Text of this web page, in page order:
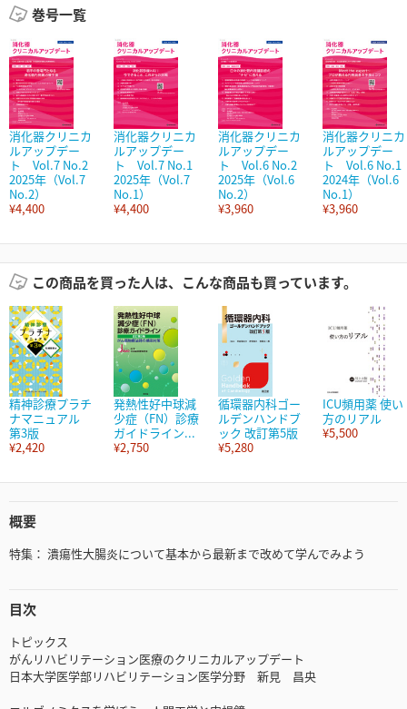
巻号一覧
消化器クリニカ
ルアップデー
ト Vol.7 No.2
2025年（Vol.7
No.2）
¥4,400
消化器クリニカ
ルアップデー
ト Vol.7 No.1
2025年（Vol.7
No.1）
¥4,400
消化器クリニカ
ルアップデー
ト Vol.6 No.2
2025年（Vol.6
No.2）
¥3,960
消化器クリニカ
ルアップデー
ト Vol.6 No.1
2024年（Vol.6
No.1）
¥3,960
この商品を買った人は、こんな商品も買っています。
精神診療プラチ
ナマニュアル
第3版
¥2,420
発熱性好中球減
少症（FN）診療
ガイドライン...
¥2,750
循環器内科ゴー
ルデンハンドブ
ック 改訂第5版
¥5,280
ICU頻用薬 使い
方のリアル
¥5,500
概要
特集： 潰瘍性大腸炎について基本から最新まで改めて学んでみよう
目次
トピックス
がんリハビリテーション医療のクリニカルアップデート
日本大学医学部リハビリテーション医学分野 新見 昌央